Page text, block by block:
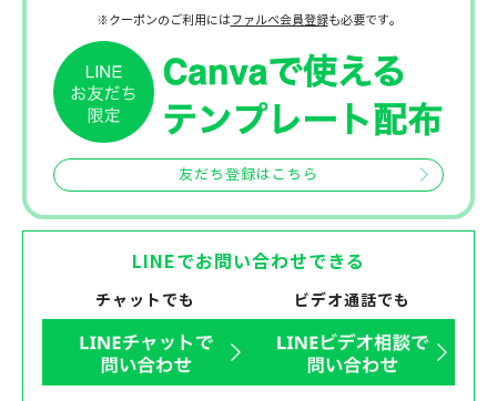
※クーポンのご利用にはファルベ会員登録も必要です。
友だち登録はこちら
LINEでお問い合わせできる
チャットでも ビデオ通話でも